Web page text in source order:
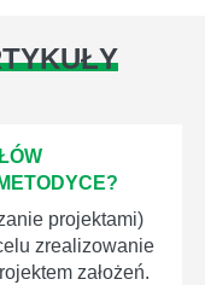
projektami)
zrealizowanie
założeń.